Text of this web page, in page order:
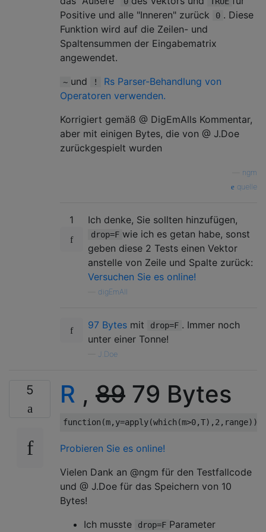
Positive und alle "Inneren" zurück
0 . Diese
Funktion wird auf die Zeilen- und
Spaltensummen der Eingabematrix
angewendet.
~ und !
Rs Parser-Behandlung von
Operatoren verwenden.
Korrigiert gemäß @ DigEmAlls Kommentar,
aber mit einigen Bytes, die von @ J.Doe
zurückgespielt wurden
ngm
quelle
1 Ich denke, Sie sollten hinzufügen,
drop=F wie ich es getan habe, sonst
geben diese 2 Tests einen Vektor
anstelle von Zeile und Spalte zurück:
Versuchen Sie es online!
digEmAll
97 Bytes mit drop=F . Immer noch
unter einer Tonne!
J.Doe
5 R , 89 79 Bytes
function (m, y=apply(which (m>0,T), 2 , range)){
Probieren Sie es online!
Vielen Dank an @ngm für den Testfallcode
und @ J.Doe für das Speichern von 10
Bytes!
Ich musste
drop=F Parameter